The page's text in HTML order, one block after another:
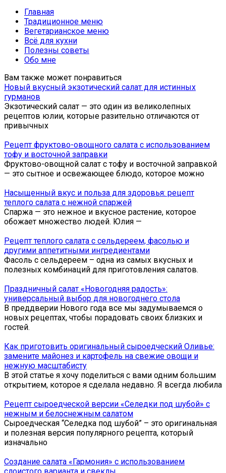
Главная
Традиционное меню
Вегетарианское меню
Всё для кухни
Полезны советы
Обо мне
Вам также может понравиться
Новый вкусный экзотический салат для истинных
гурманов
Экзотический салат — это один из великолепных
рецептов юлии, которые разительно отличаются от
привычных
Рецепт фруктово-овощного салата с использованием
тофу и восточной заправки
Фруктово-овощной салат с тофу и восточной заправкой
— это сытное и освежающее блюдо, которое можно
Насыщенный вкус и польза для здоровья: рецепт
теплого салата с нежной спаржей
Спаржа — это нежное и вкусное растение, которое
обожает множество людей. Юлия —
Рецепт теплого салата с сельдереем, фасолью и
другими аппетитными ингредиентами
Фасоль с сельдереем – одна из самых вкусных и
полезных комбинаций для приготовления салатов.
Праздничный салат «Новогодняя радость»:
универсальный выбор для новогоднего стола
В преддверии Нового года все мы задумываемся о
новых рецептах, чтобы порадовать своих близких и
гостей.
Как приготовить оригинальный сыроедческий Оливье:
замените майонез и картофель на свежие овощи и
нежную масштабисту
В этой статье я хочу поделиться с вами одним большим
открытием, которое я сделала недавно. Я всегда любила
Рецепт сыроедческой версии «Селедки под шубой» с
нежным и белоснежным салатом
Сыроедческая “Селедка под шубой” – это оригинальная
и полезная версия популярного рецепта, который
изначально
Создание салата «Гармония» с использованием